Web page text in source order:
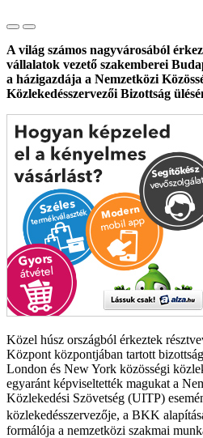
A világ számos nagyvárosából
vállalatok vezető szakemberei
a házigazdája a Nemzetközi
Közlekedésszervezői Bizottság
Közel húsz országból érkeztek
Központ központjában tartott
London és New York közösségi
egyaránt képviseltették magukat a
Közlekedési Szövetség (UITP)
közlekedésszervezője, a BKK
formálója a nemzetközi szakmai